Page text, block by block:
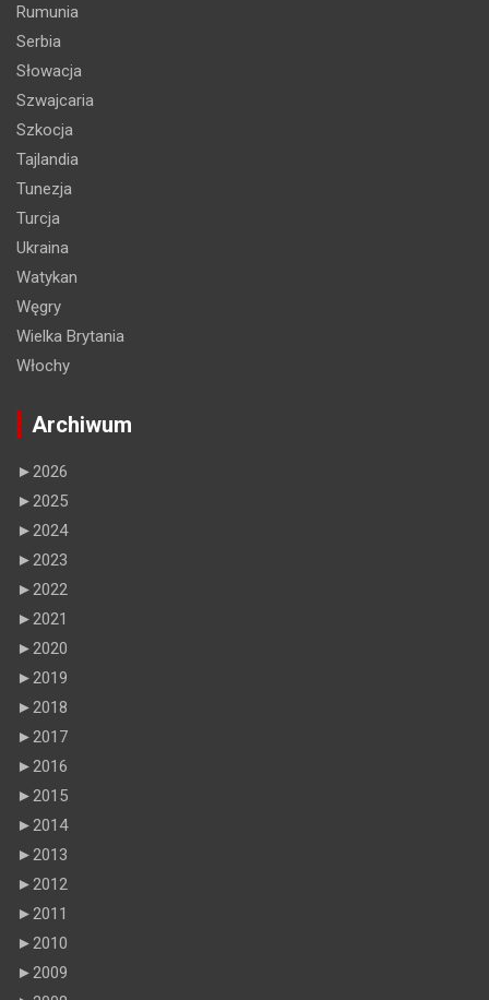
Rumunia
Serbia
Słowacja
Szwajcaria
Szkocja
Tajlandia
Tunezja
Turcja
Ukraina
Watykan
Węgry
Wielka Brytania
Włochy
Archiwum
►2026
►2025
►2024
►2023
►2022
►2021
►2020
►2019
►2018
►2017
►2016
►2015
►2014
►2013
►2012
►2011
►2010
►2009